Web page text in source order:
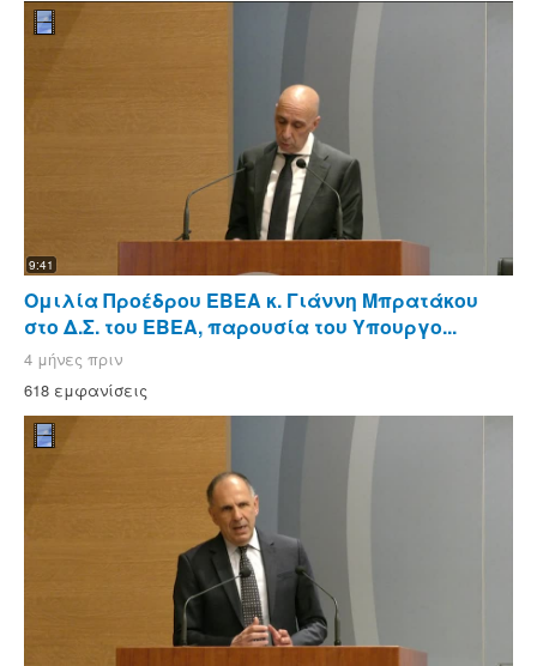
9:41
Ομιλία Προέδρου ΕΒΕΑ κ. Γιάννη Μπρατάκου
στο Δ.Σ. του ΕΒΕΑ, παρουσία του Υπουργο...
4 μήνες πριν
618 εμφανίσεις